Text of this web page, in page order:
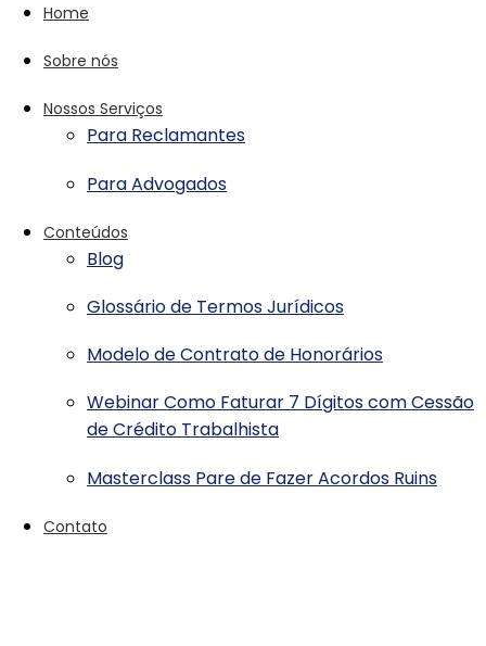
Home
Sobre nós
Nossos Serviços
Para Reclamantes
Para Advogados
Conteúdos
Blog
Glossário de Termos Jurídicos
Modelo de Contrato de Honorários
Webinar Como Faturar 7 Dígitos com Cessão
de Crédito Trabalhista
Masterclass Pare de Fazer Acordos Ruins
Contato